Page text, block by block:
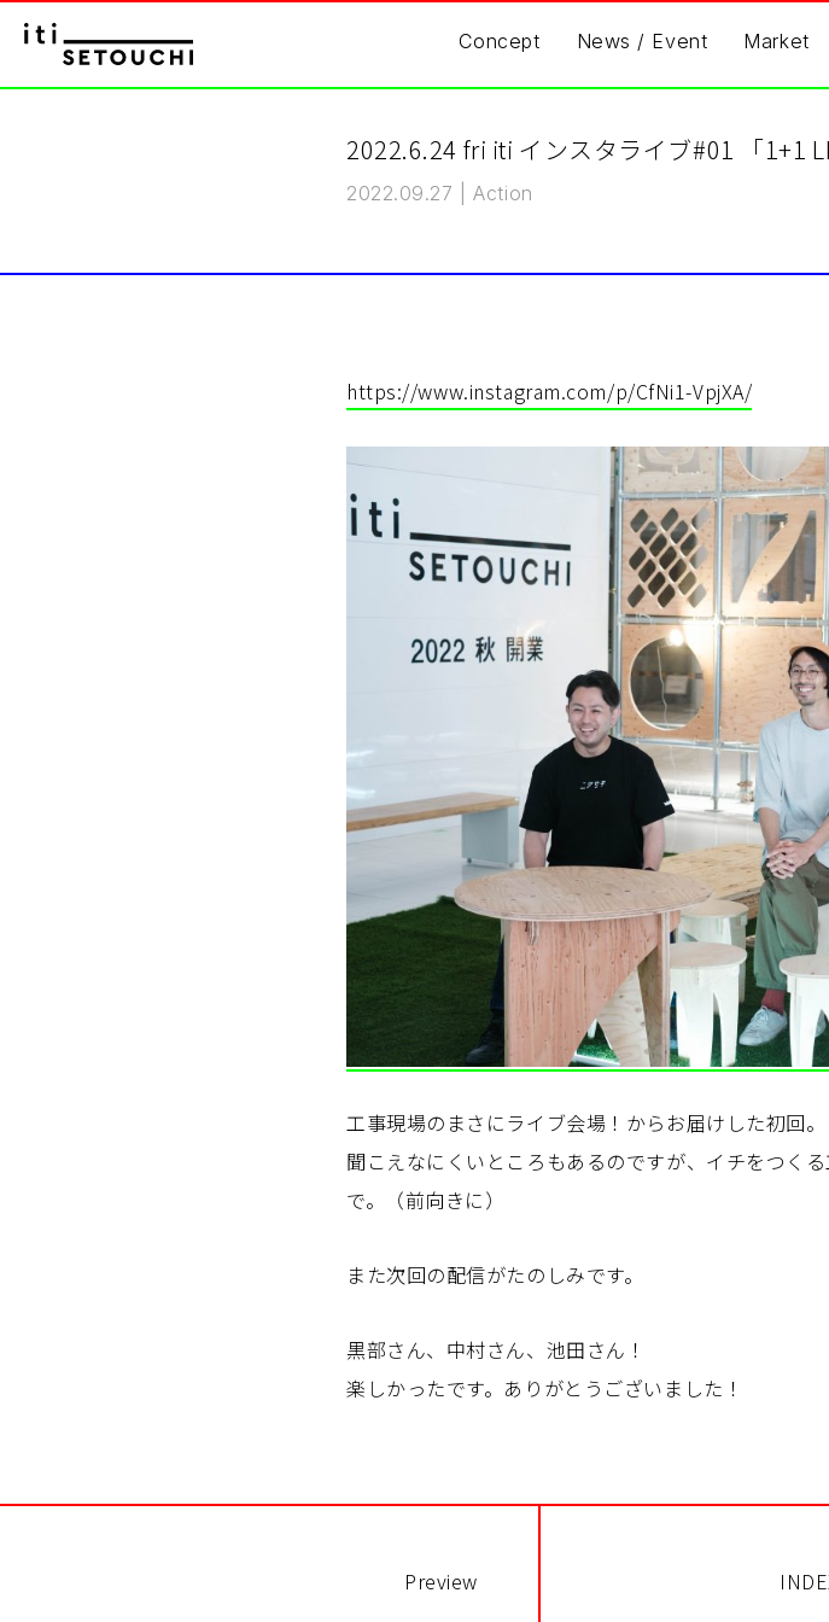
Concept News / Event Market
2022.6.24 fri iti インスタライブ#01 「1+1
2022.09.27 |Action
https://www.instagram.com/p/CfNi1-VpjXA/
工事現場のまさにライブ会場！からお届けした初回。
聞こえなにくいところもあるのですが、イチをつく
で。（前向きに）
また次回の配信がたのしみです。
黒部さん、中村さん、池田さん！
楽しかったです。ありがとうございました！
Preview